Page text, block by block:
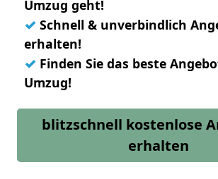
Umzug geht!
✓ Schnell & unverbindlich
erhalten!
✓ Finden Sie das beste
Umzug!
blitzschnell kostenlose
erhalten